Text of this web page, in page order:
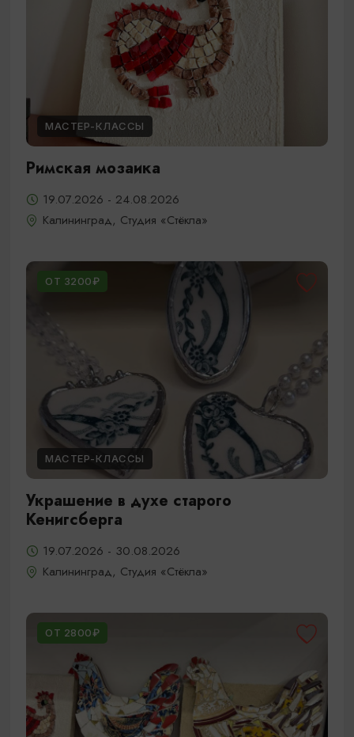
МАСТЕР-КЛАССЫ
Римская мозаика
19.07.2026 - 24.08.2026
Калининград, Студия «Стёкла»
ОТ 3200₽
МАСТЕР-КЛАССЫ
Украшение в духе старого
Кенигсберга
19.07.2026 - 30.08.2026
Калининград, Студия «Стёкла»
ОТ 2800₽